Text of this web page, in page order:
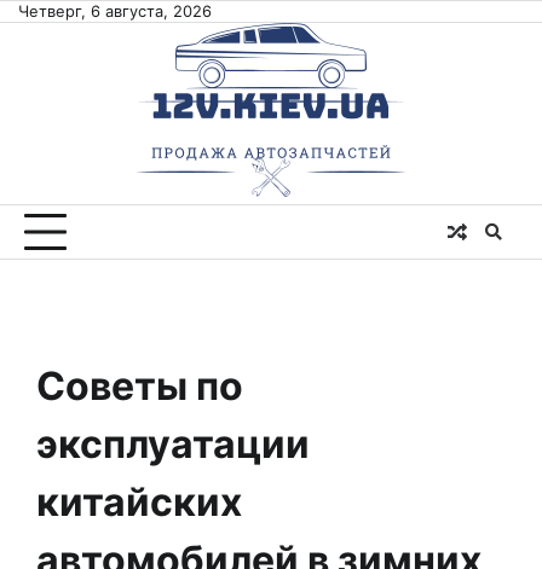
SkipЧетверг, 6 августа, 2026
Советы по
эксплуатации
китайских